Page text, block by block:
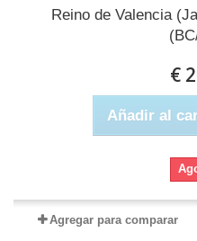
Reino de Valencia
€
Añadir al
Agregar para comparar